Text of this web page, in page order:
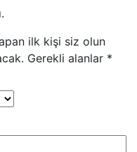
ilk kişi siz olun
Gerekli alanlar *